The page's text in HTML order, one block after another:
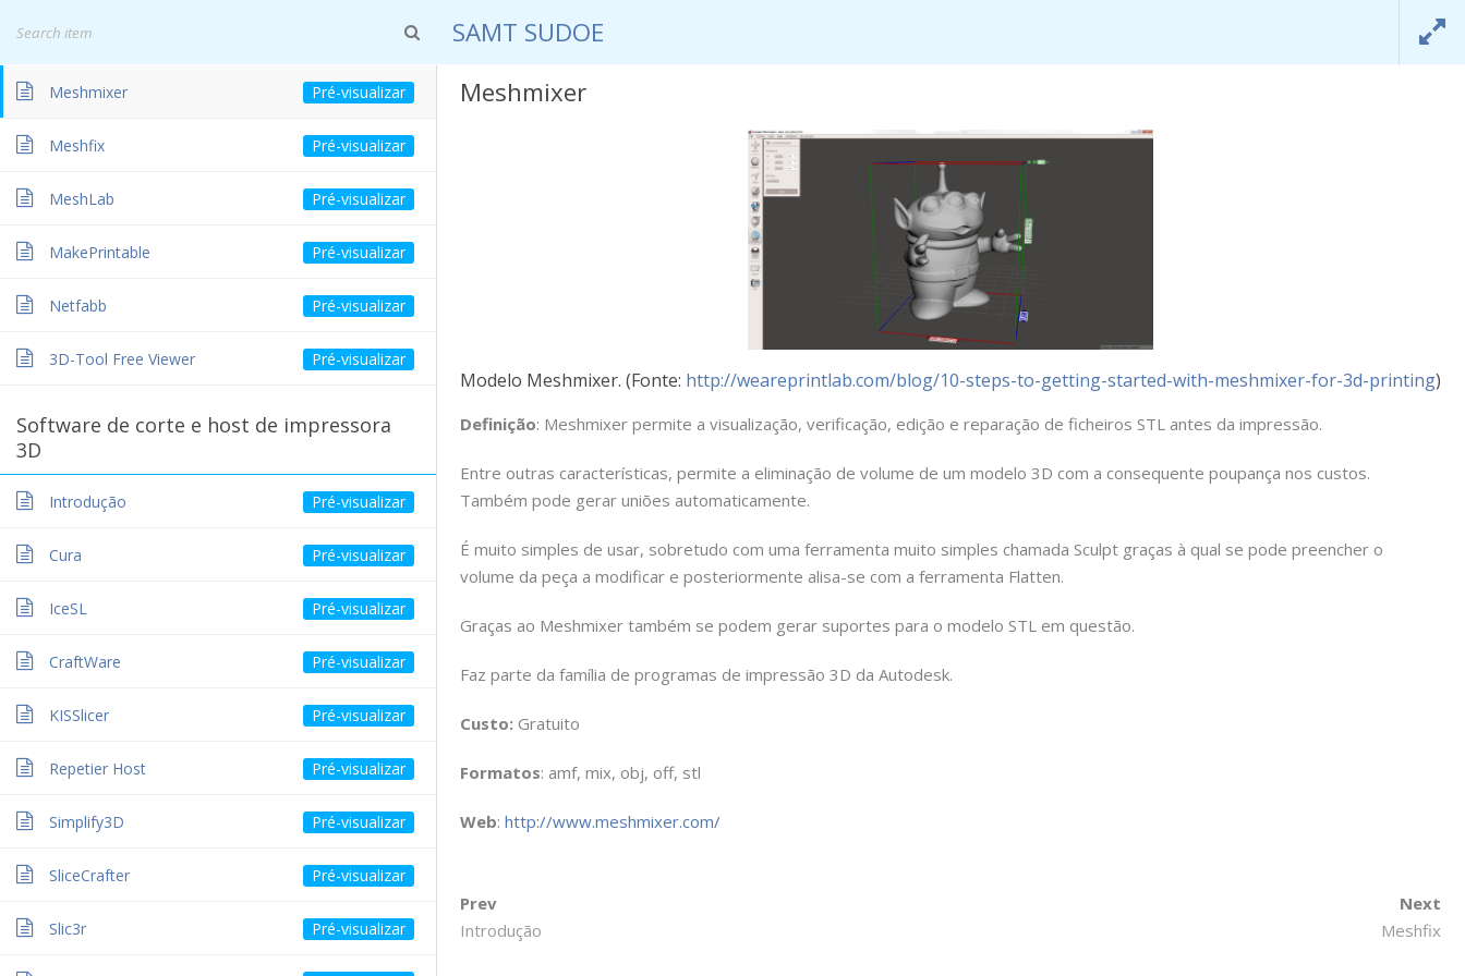
info@samtsudoe.com
INICIAÇÃO PROJETO PARCEIROS DOCUMENTOS CONTACTO
SAMT SUDOE
Copyright 2017 - All Right Reserved
SAMT SUDOE
Meshmixer
Modelo Meshmixer. (Fonte: http://weareprintlab.com/blog/10-steps-to-getting-started-with-meshmixer-for-3d-printing)
Definição: Meshmixer permite a visualização, verificação, edição e reparação de ficheiros STL antes da impressão.
Entre outras características, permite a eliminação de volume de um modelo 3D com a consequente poupança nos custos.
Também pode gerar uniões automaticamente.
É muito simples de usar, sobretudo com uma ferramenta muito simples chamada Sculpt graças à qual se pode preencher o
volume da peça a modificar e posteriormente alisa-se com a ferramenta Flatten.
Graças ao Meshmixer também se podem gerar suportes para o modelo STL em questão.
Faz parte da família de programas de impressão 3D da Autodesk.
Custo: Gratuito
Formatos: amf, mix, obj, off, stl
Web: http://www.meshmixer.com/
Prev
Introdução
Next
Meshfix
Introdução
Meshmixer
Meshfix
MeshLab
MakePrintable
Netfabb
3D-Tool Free Viewer
Software de corte e host de impressora
3D
Introdução
Cura
IceSL
CraftWare
KISSlicer
Repetier Host
Simplify3D
SliceCrafter
Slic3r